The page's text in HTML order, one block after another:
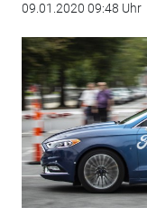
09.01.2020 09:48 Uhr